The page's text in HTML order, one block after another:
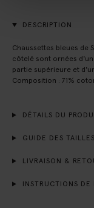
DESCRIPTION
Chaussettes bleues de
côtelé sont ornées
partie supérieure et
Composition : 71%
DÉTAILS DU
GUIDE DES TAILLES
LIVRAISON &
INSTRUCTIONS DE